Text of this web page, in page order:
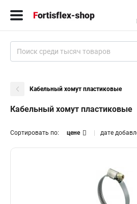
Кабельный хомут пластиковые
Кабельный хомут пластиковые
Сортировать по: цене дате